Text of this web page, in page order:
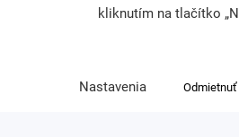
kliknutím na tlačítko
Nastavenia Odmietnuť